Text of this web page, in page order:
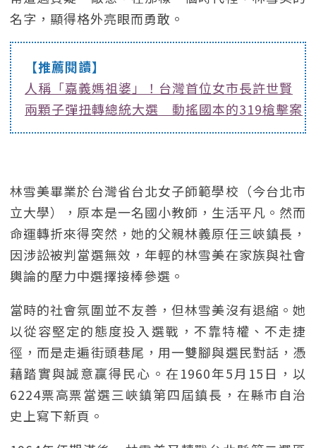
名字，顯得格外亮眼而勇敢。
【推薦閱讀】
人稱「嘉義媽祖婆」！台灣首位女市長許世賢
兩顆子彈扭轉總統大選 動搖國本的319槍擊案
林雪美畢業於台灣省台北女子師範學校（今台北市
立大學），原本是一名國小教師，生活平凡。然而
命運轉折來得突然，她的父親林義原任三峽鎮長，
因涉訟被判當選無效，年輕的林雪美在家族與社會
輿論的壓力中選擇接棒參選。
當時的社會氛圍並不友善，但林雪美沒有退縮。她
以從容堅定的態度投入選戰，不靠特權、不走捷
徑，而是走遍街頭巷尾，用一雙腳與選民對話，憑
藉踏實與誠意贏得民心。在1960年5月15日，以
6224票高票當選三峽鎮第四屆鎮長，在縣市自治
史上寫下新頁。